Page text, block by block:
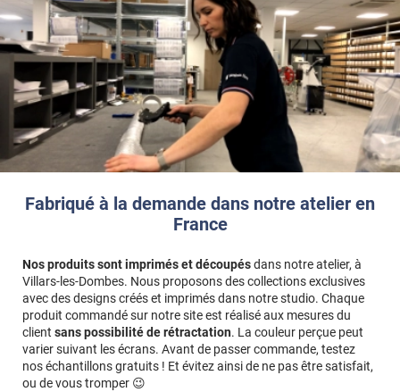
Fabriqué à la demande dans notre atelier en
France
Nos produits sont imprimés et découpésdans notre atelier, à
Villars-les-Dombes. Nous proposons des collections exclusives
avec des designs créés et imprimés dans notre studio. Chaque
produit commandé sur notre site est réalisé aux mesures du
client sans possibilité de rétractation. La couleur perçue peut
varier suivant les écrans. Avant de passer commande, testez
nos échantillons gratuits ! Et évitez ainsi de ne pas être satisfait,
ou de vous tromper 😉